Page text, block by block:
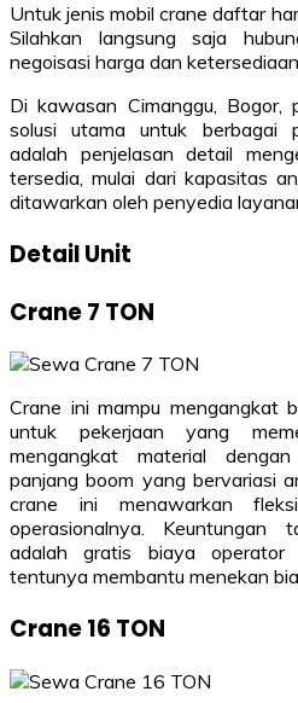
Untuk jenis mobil crane daftar
Silahkan langsung saja
negoisasi harga dan
Di kawasan Cimanggu, Bogor,
solusi utama untuk berbagai
adalah penjelasan detail
tersedia, mulai dari kapasitas
ditawarkan oleh penyedia
Detail Unit
Crane 7 TON
Crane ini mampu mengangkat
untuk pekerjaan yang
mengangkat material
panjang boom yang bervariasi
crane ini menawarkan
operasionalnya. Keuntungan
adalah gratis biaya
tentunya membantu menekan
Crane 16 TON